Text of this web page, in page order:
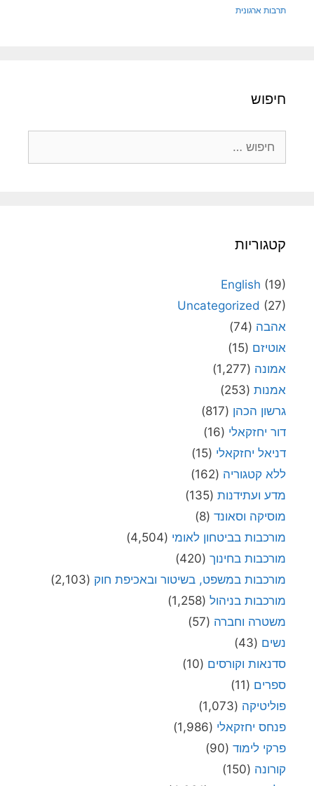
תרבות ארגונית
חיפוש
קטגוריות
English (19)
Uncategorized (27)
אהבה (74)
אוטיזם (15)
אמונה (1,277)
אמנות (253)
גרשון הכהן (817)
דור יחזקאלי (16)
דניאל יחזקאלי (15)
ללא קטגוריה (162)
מדע ועתידנות (135)
מוסיקה וסאונד (8)
מורכבות בביטחון לאומי (4,504)
מורכבות בחינוך (420)
מורכבות במשפט, בשיטור ובאכיפת חוק (2,103)
מורכבות בניהול (1,258)
משטרה וחברה (57)
נשים (43)
סדנאות וקורסים (10)
ספרים (11)
פוליטיקה (1,073)
פנחס יחזקאלי (1,986)
פרקי לימוד (90)
קורונה (150)